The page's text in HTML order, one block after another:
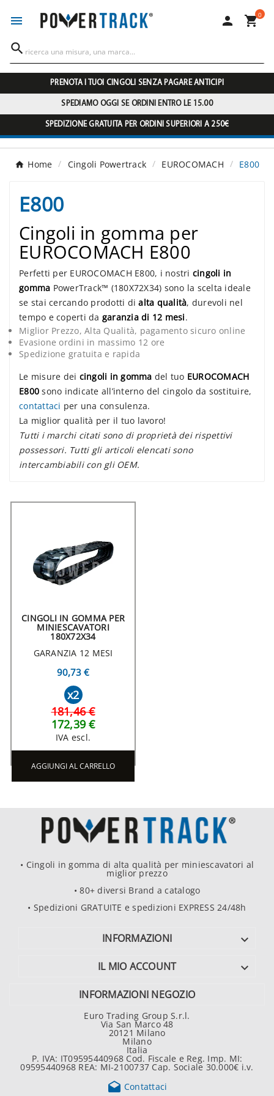
  0

PRENOTA I TUOI CINGOLI SENZA PAGARE ANTICIPI
SPEDIAMO OGGI SE ORDINI ENTRO LE 15.00
SPEDIZIONE GRATUITA PER ORDINI SUPERIORI A 250€
Home Cingoli Powertrack EUROCOMACH E800
E800
Cingoli in gomma per
EUROCOMACH E800
Perfetti per EUROCOMACH E800, i nostri cingoli in
gomma PowerTrack™ (180X72X34) sono la scelta ideale
se stai cercando prodotti dialta qualità, durevoli nel
tempo e coperti da garanzia di 12 mesi.
Miglior Prezzo, Alta Qualità, pagamento sicuro online
Evasione ordini in massimo 12 ore
Spedizione gratuita e rapida
Le misure dei cingoli in gomma del tuo EUROCOMACH
E800 sono indicate all’interno del cingolo da sostituire,
contattaci per una consulenza.
La miglior qualità per il tuo lavoro!
Tutti i marchi citati sono di proprietà dei rispettivi
possessori. Tutti gli articoli elencati sono
intercambiabili con gli OEM.
CINGOLI IN GOMMA PER
MINIESCAVATORI
180X72X34
GARANZIA 12 MESI
90,73 €
x2
181,46 €
172,39 €
IVA escl.
AGGIUNGI AL CARRELLO
• Cingoli in gomma di alta qualità per miniescavatori al
miglior prezzo
• 80+ diversi Brand a catalogo
• Spedizioni GRATUITE e spedizioni EXPRESS 24/48h
INFORMAZIONI 
IL MIO ACCOUNT 
INFORMAZIONI NEGOZIO
Euro Trading Group S.r.l.
Via San Marco 48
20121 Milano
Milano
Italia
P. IVA: IT09595440968 Cod. Fiscale e Reg. Imp. MI:
09595440968 REA: MI-2100737 Cap. Sociale 30.000€ i.v.
 Contattaci